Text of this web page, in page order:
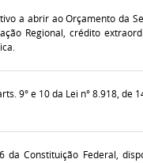
a abrir ao Orçamento da
Regional, crédito
9° e 10 da Lei n° 8.918, de
da Constituição Federal,